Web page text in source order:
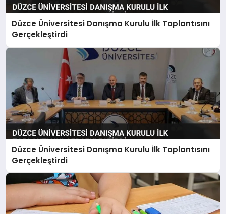
Düzce Üniversitesi Danışma Kurulu İlk Toplantısını
Gerçekleştirdi
Düzce Üniversitesi Danışma Kurulu İlk Toplantısını
Gerçekleştirdi